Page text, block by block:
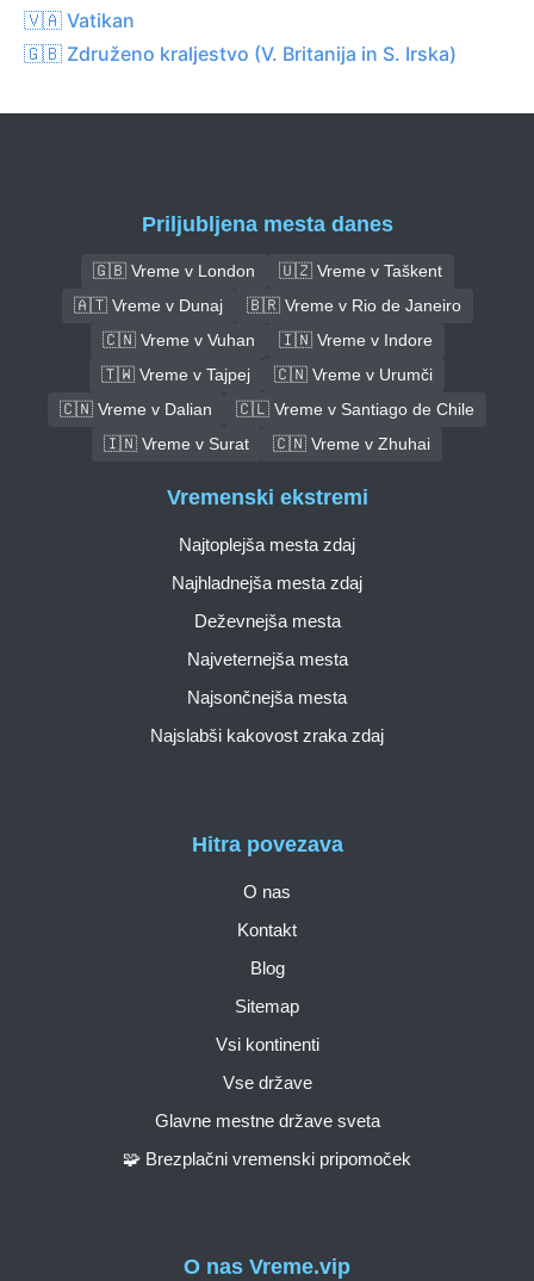
🇻🇦 Vatikan
🇬🇧 Združeno kraljestvo (V. Britanija in S. Irska)
Priljubljena mesta danes
🇬🇧 Vreme v London
🇺🇿 Vreme v Taškent
🇦🇹 Vreme v Dunaj
🇧🇷 Vreme v Rio de Janeiro
🇨🇳 Vreme v Vuhan
🇮🇳 Vreme v Indore
🇹🇼 Vreme v Tajpej
🇨🇳 Vreme v Urumči
🇨🇳 Vreme v Dalian
🇨🇱 Vreme v Santiago de Chile
🇮🇳 Vreme v Surat
🇨🇳 Vreme v Zhuhai
O nas Vreme.vip
Hitra povezava
O nas
Kontakt
Blog
Sitemap
Vsi kontinenti
Vse države
Glavne mestne države sveta
🧩 Brezplačni vremenski pripomoček
Vremenski ekstremi
Najtoplejša mesta zdaj
Najhladnejša mesta zdaj
Deževnejša mesta
Najveternejša mesta
Najsončnejša mesta
Najslabši kakovost zraka zdaj